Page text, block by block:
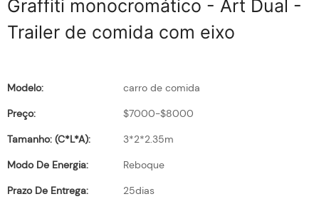
Graffiti monocromático - Art Dual -
Trailer de comida com eixo
Modelo:
carro de comida
Preço:
$7000-$8000
Tamanho: (C*L*A):
3*2*2.35m
Modo De Energia:
Reboque
Prazo De Entrega:
25dias